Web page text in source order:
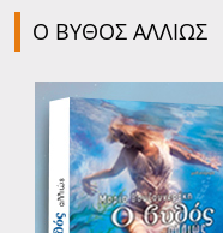
Ο ΒΥΘΟΣ ΑΛΛΙΩΣ